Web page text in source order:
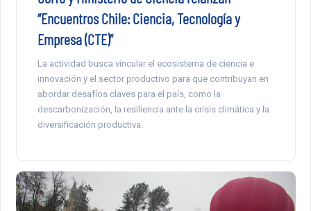
“Encuentros Chile: Ciencia, Tecnología y
Empresa (CTE)”
La actividad busca vincular el ecosistema de ciencia e
innovación y el sector productivo para que contribuyan en
abordar desafíos claves para el país, como la
descarbonización, la resiliencia ante la crisis climática y la
diversificación productiva.